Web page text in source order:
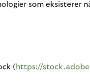
som
( https://